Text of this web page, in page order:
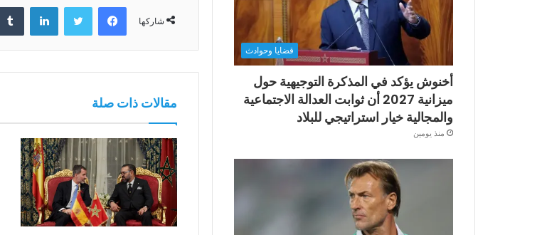
شاركها
فيسبوك تويتر لينكدإن
مقالات ذات صلة
قضايا وحوادث
أخنوش يؤكد في المذكرة التوجيهية حول
ميزانية 2027 أن ثوابت العدالة الاجتماعية
والمجالية خيار استراتيجي للبلاد
منذ يومين